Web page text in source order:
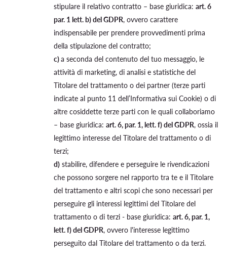
stipulare il relativo contratto – base giuridica: art. 6
par. 1 lett. b) del GDPR, ovvero carattere
indispensabile per prendere provvedimenti prima
della stipulazione del contratto;
c)a seconda del contenuto del tuo messaggio, le
attività di marketing, di analisi e statistiche del
Titolare del trattamento o dei partner (terze parti
indicate al punto 11 dell’Informativa sui Cookie) o di
altre cosiddette terze parti con le quali collaboriamo
– base giuridica: art. 6, par. 1, lett. f) del GDPR, ossia il
legittimo interesse del Titolare del trattamento o di
terzi;
d) stabilire, difendere e perseguire le rivendicazioni
che possono sorgere nel rapporto tra te e il Titolare
del trattamento e altri scopi che sono necessari per
perseguire gli interessi legittimi del Titolare del
trattamento o di terzi - base giuridica: art. 6, par. 1,
lett. f) del GDPR, ovvero l'interesse legittimo
perseguito dal Titolare del trattamento o da terzi.